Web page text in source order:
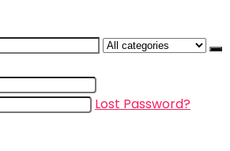
Lost Password?